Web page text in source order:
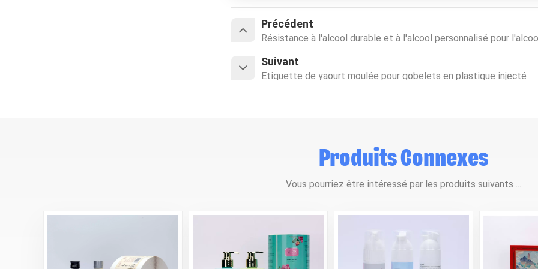
Précédent
Résistance à l'alcool durable et à l'alcool personnalisé pour
Suivant
Étiquette de yaourt moulée pour gobelets en plastique injecté
Produits Connexes
Vous pourriez être intéressé par les produits suivants ...